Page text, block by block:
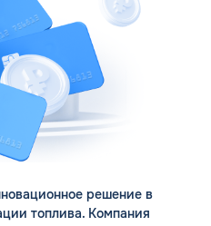
решение в
топлива. Компания